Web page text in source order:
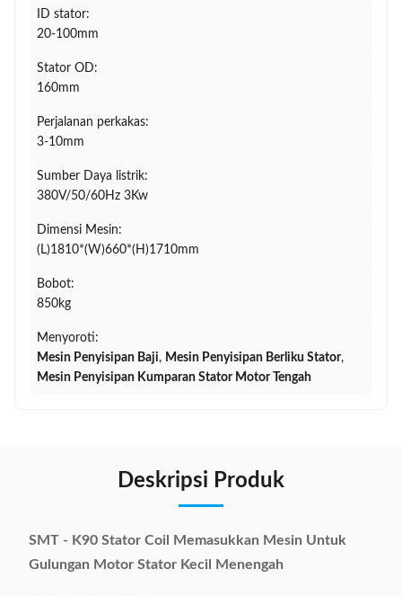
ID stator:
20-100mm
Stator OD:
160mm
Perjalanan perkakas:
3-10mm
Sumber Daya listrik:
380V/50/60Hz 3Kw
Dimensi Mesin:
(L)1810*(W)660*(H)1710mm
Bobot:
850kg
Menyoroti:
Mesin Penyisipan Baji, Mesin Penyisipan Berliku Stator,
Mesin Penyisipan Kumparan Stator Motor Tengah
Deskripsi Produk
SMT - K90 Stator Coil Memasukkan Mesin Untuk
Gulungan Motor Stator Kecil Menengah